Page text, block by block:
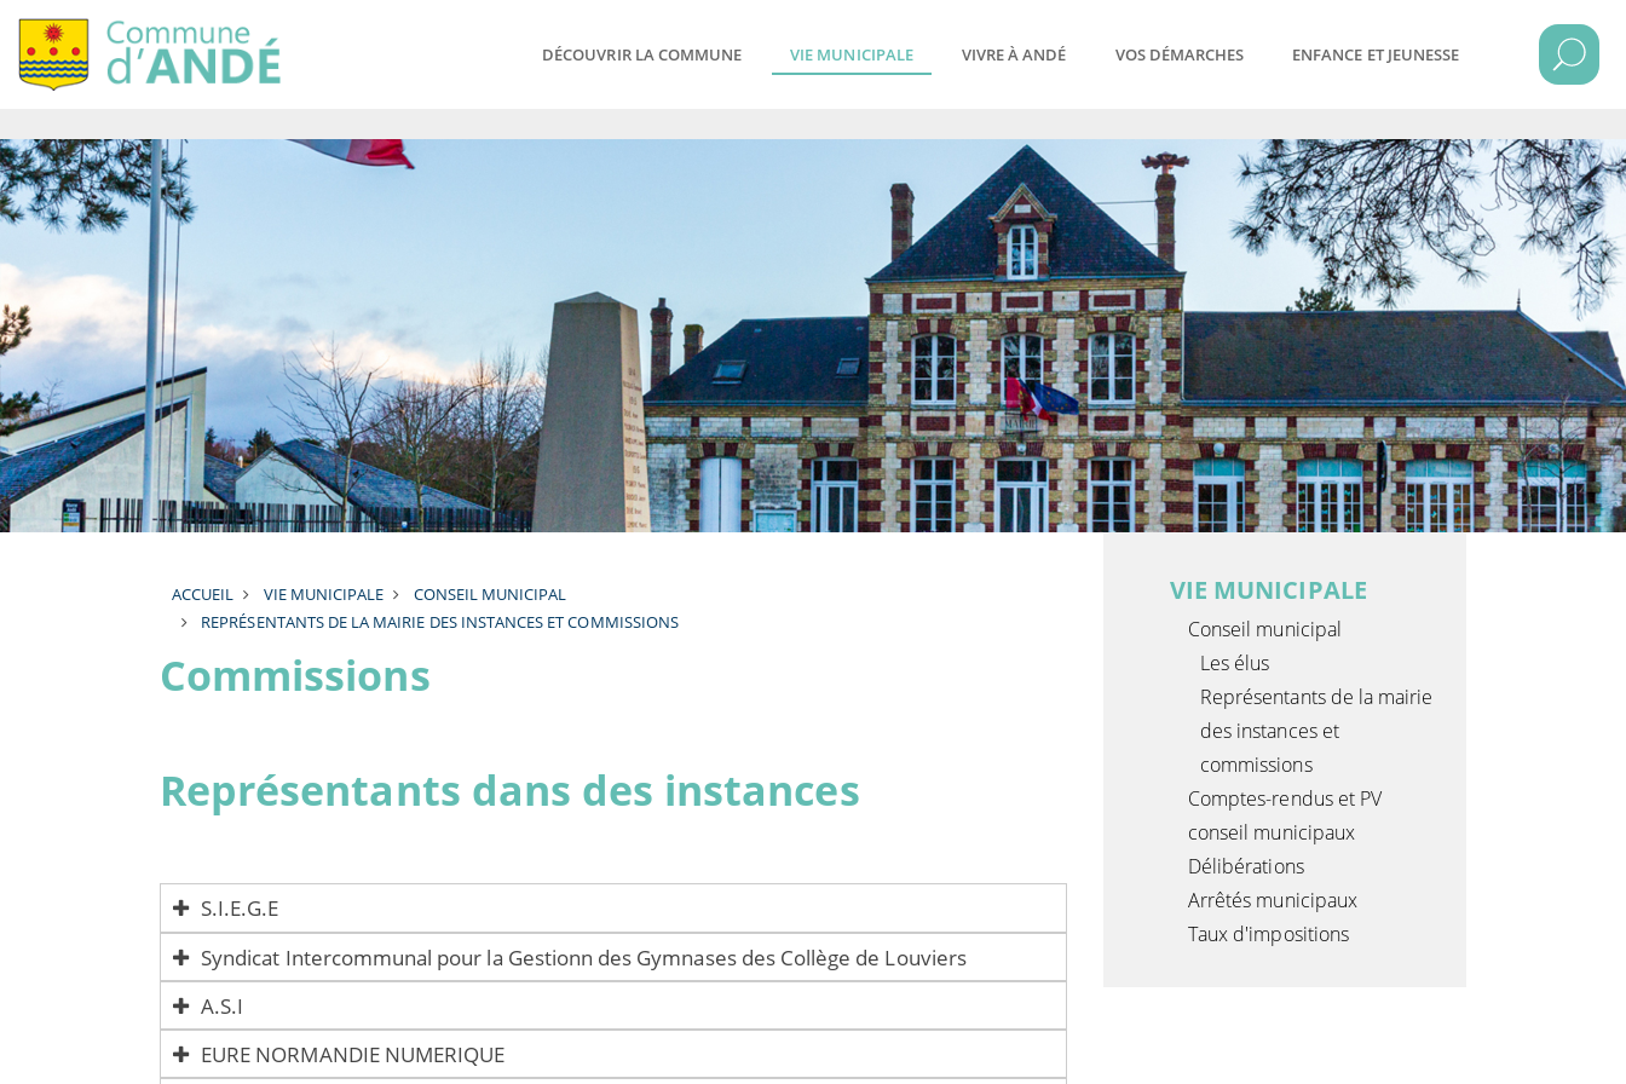
DÉCOUVRIR LA COMMUNE VIE MUNICIPALE VIVRE À ANDÉ VOS DÉMARCHES ENFANCE ET JEUNESSE
ACCUEIL VIE MUNICIPALE
CONSEIL MUNICIPAL
REPRÉSENTANTS DE LA MAIRIE DES INSTANCES ET COMMISSIONS
Commissions
Représentants dans des instances
S.I.E.G.E
Frédéric MENOUER
Syndicat Intercommunal pour la Gestionn des Gymnases des Collège de Louviers
Agathe TIXIER
A.S.I
Karine BEAUFRÈRE
EURE NORMANDIE NUMERIQUE
VIE MUNICIPALE
Conseil municipal
Les élus
Représentants de la mairie
des instances et
commissions
Comptes-rendus et PV
conseil municipaux
Délibérations
Arrêtés municipaux
Taux d'impositions